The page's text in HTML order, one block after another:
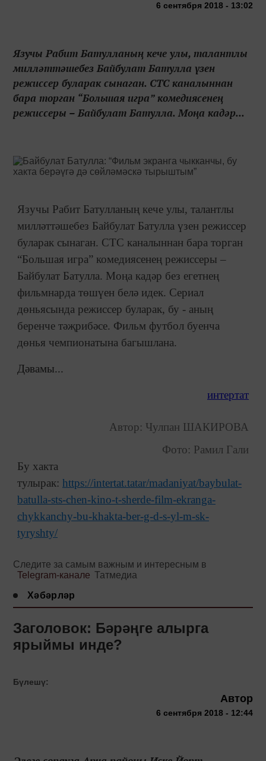
6 сентября 2018 - 13:02
Язучы Рабит Батулланың кече улы, талантлы
милләттәшебез Байбулат Батулла үзен
режиссер буларак сынаган. СТС каналыннан
бара торган “Большая игра” комедиясенең
режиссеры – Байбулат Батулла. Моңа кадәр...
Язучы Рабит Батулланың кече улы, талантлы
милләттәшебез Байбулат Батулла үзен режиссер
буларак сынаган. СТС каналыннан бара торган
“Большая игра” комедиясенең режиссеры –
Байбулат Батулла. Моңа кадәр без егетнең
фильмнарда төшүен белә идек. Сериал
дөньясында режиссер буларак, бу - аның
беренче тәҗрибәсе. Фильм футбол буенча
дөнья чемпионатына багышлана.
Дәвамы...
интертат
Автор: Чулпан ШАКИРОВА
Фото: Рамил Гали
Бу хакта
тулырак: https://intertat.tatar/madaniyat/baybulat-
batulla-sts-chen-kino-t-sherde-film-ekranga-
chykkanchy-bu-khakta-ber-g-d-s-yl-m-sk-
tyryshty/
Следите за самым важным и интересным в
Telegram-канале Татмедиа
Хәбәрләр
Заголовок: Бәрәңге алырга
ярыймы инде?
Бүлешү:
Автор
6 сентября 2018 - 12:44